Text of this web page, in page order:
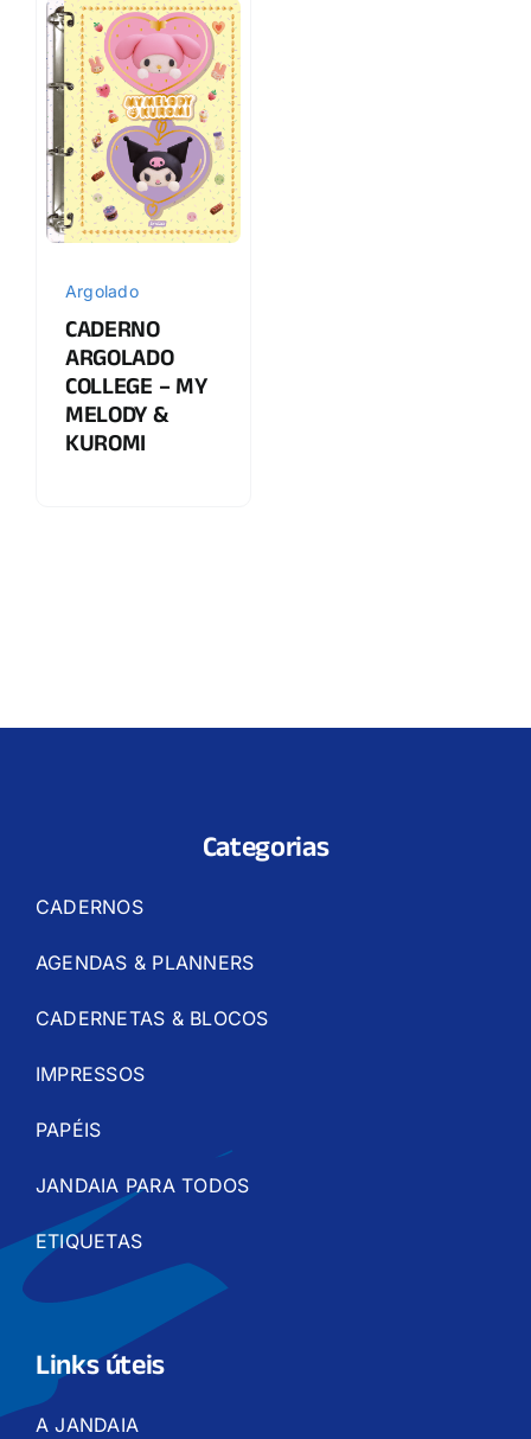
Argolado
CADERNO
ARGOLADO
COLLEGE – MY
MELODY &
KUROMI
Categorias
CADERNOS
AGENDAS & PLANNERS
CADERNETAS & BLOCOS
IMPRESSOS
PAPÉIS
JANDAIA PARA TODOS
ETIQUETAS
Links úteis
A JANDAIA